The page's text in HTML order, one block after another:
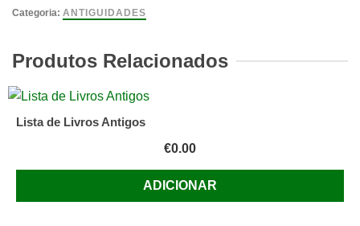
Nacional
de
Adultos
Plano
Educação
Categoria: ANTIGUIDADES
Produtos Relacionados
Lista de Livros Antigos
€0.00
ADICIONAR